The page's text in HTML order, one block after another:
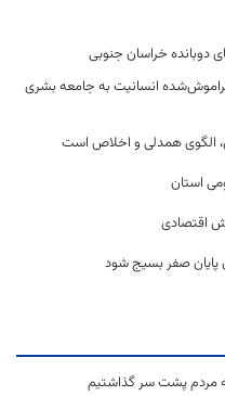
انسانیت به جامعه بشری
الگوی همدلی و اخلاص است
استان
اقتصادی
پایان صفر بسیج شود
مردم پشت سر گذاشتیم